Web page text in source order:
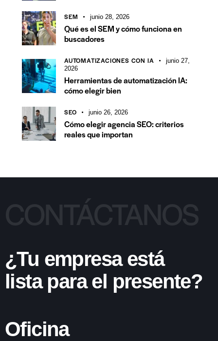
SEM junio 28, 2026
Qué es el SEM y cómo funciona en
buscadores
AUTOMATIZACIONES CON IA
junio 27,
2026
Herramientas de automatización IA:
cómo elegir bien
SEO junio 26, 2026
Cómo elegir agencia SEO: criterios
reales que importan
¿Tu empresa está
lista para el presente?
Oficina